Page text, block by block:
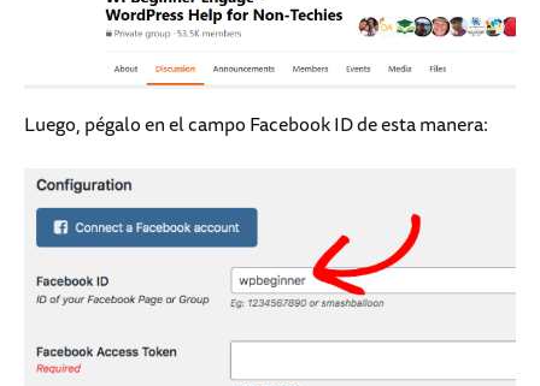
Luego, pégalo en el campo Facebook ID de esta manera: